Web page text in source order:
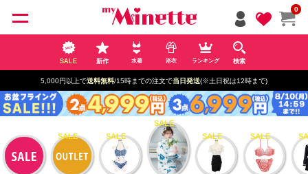
0
SALE 新作 水着 浴衣 ランキング 検索
5,000円以上で送料無料/15時までの注文で当日発送(※土日祝は12時まで)
ペー
ジト
ップ